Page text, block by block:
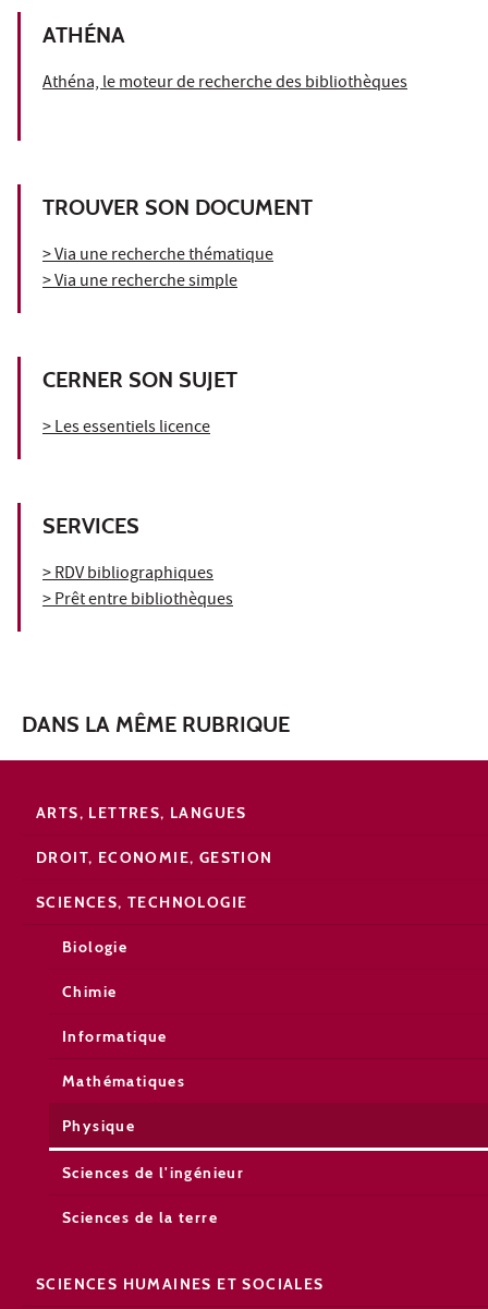
ATHÉNA
Athéna, le moteur de recherche des bibliothèques
TROUVER SON DOCUMENT
> Via une recherche thématique
> Via une recherche simple
CERNER SON SUJET
> Les essentiels licence
SERVICES
> RDV bibliographiques
> Prêt entre bibliothèques
DANS LA MÊME RUBRIQUE
ARTS, LETTRES, LANGUES
DROIT, ECONOMIE, GESTION
SCIENCES, TECHNOLOGIE
Biologie
Chimie
Informatique
Mathématiques
Physique
Sciences de l'ingénieur
Sciences de la terre
SCIENCES HUMAINES ET SOCIALES